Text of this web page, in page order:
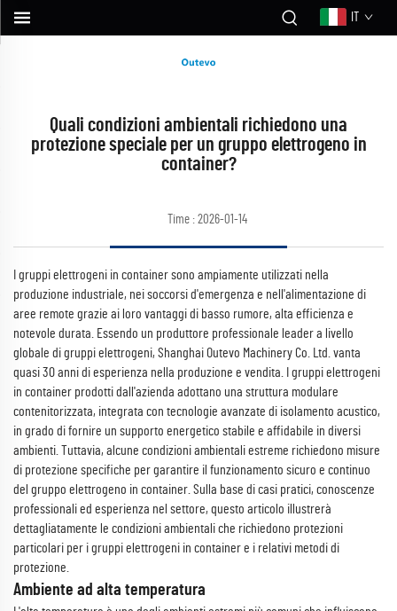
Quali condizioni ambientali richiedono una
protezione speciale per un gruppo elettrogeno in
container?
Time : 2026-01-14
I gruppi elettrogeni in container sono ampiamente utilizzati nella
produzione industriale, nei soccorsi d'emergenza e nell'alimentazione di
aree remote grazie ai loro vantaggi di basso rumore, alta efficienza e
notevole durata. Essendo un produttore professionale leader a livello
globale di gruppi elettrogeni, Shanghai Outevo Machinery Co. Ltd. vanta
quasi 30 anni di esperienza nella produzione e vendita. I gruppi elettrogeni
in container prodotti dall'azienda adottano una struttura modulare
contenitorizzata, integrata con tecnologie avanzate di isolamento acustico,
in grado di fornire un supporto energetico stabile e affidabile in diversi
ambienti. Tuttavia, alcune condizioni ambientali estreme richiedono misure
di protezione specifiche per garantire il funzionamento sicuro e continuo
del gruppo elettrogeno in container. Sulla base di casi pratici, conoscenze
professionali ed esperienza nel settore, questo articolo illustrerà
dettagliatamente le condizioni ambientali che richiedono protezioni
particolari per i gruppi elettrogeni in container e i relativi metodi di
protezione.
Ambiente ad alta temperatura